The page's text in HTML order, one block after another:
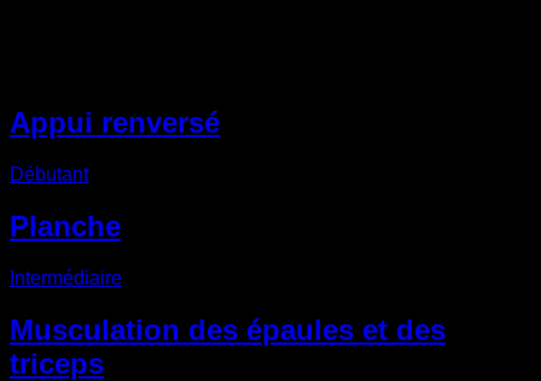
Appui renversé
Débutant
Planche
Intermédiaire
Musculation des épaules et des
triceps